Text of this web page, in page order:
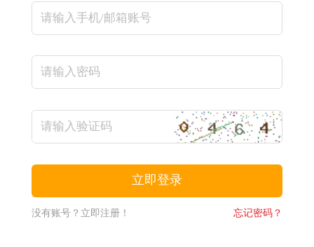
忘记密码？
没有账号？立即注册！